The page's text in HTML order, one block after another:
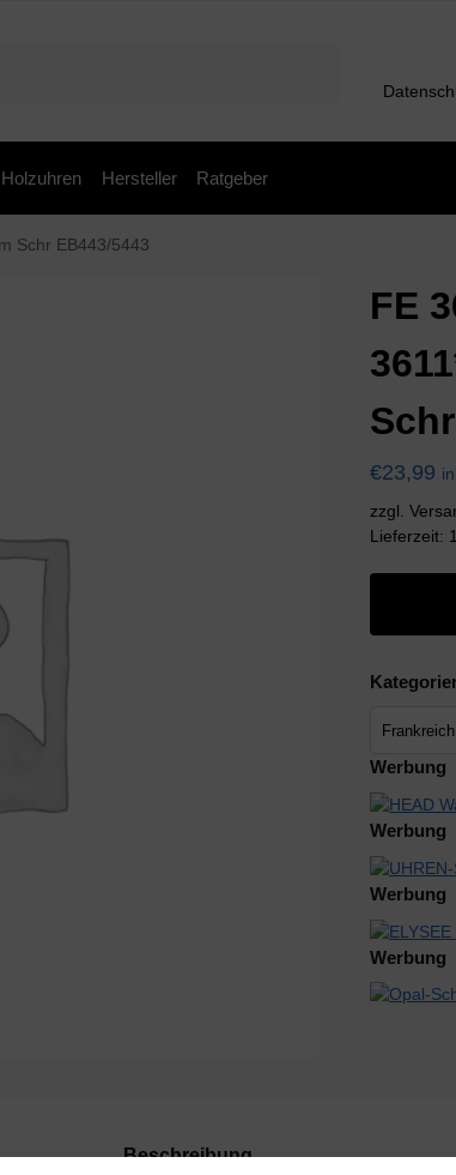
Holzuhren Hersteller Ratgeber
Schr EB443/5443
FE
€23,99
zzgl.
Lieferzeit:
Werbung
Werbung
Werbung
Werbung
Beschreibung